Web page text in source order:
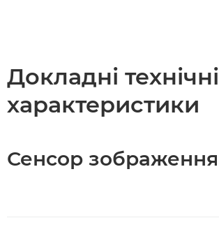
Докладні технічні
характеристики
Сенсор зображення